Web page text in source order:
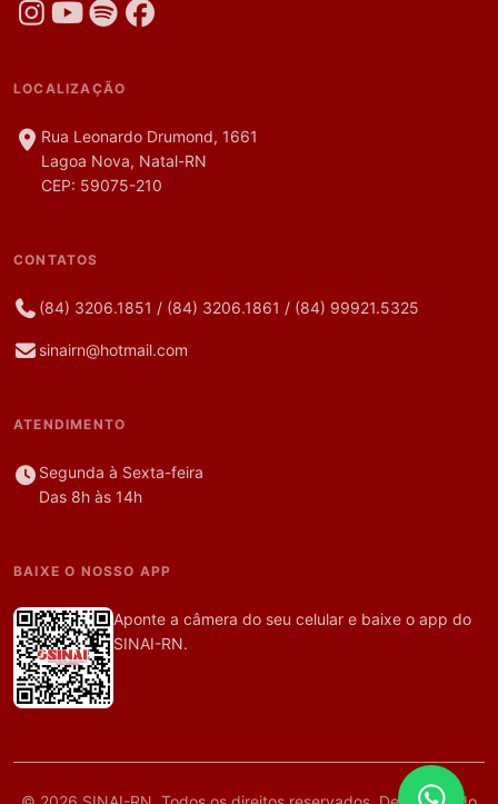
LOCALIZAÇÃO
Rua Leonardo Drumond, 1661
Lagoa Nova, Natal-RN
CEP: 59075-210
CONTATOS
(84) 3206.1851 / (84) 3206.1861 / (84) 99921.5325
sinairn@hotmail.com
ATENDIMENTO
Segunda à Sexta-feira
Das 8h às 14h
BAIXE O NOSSO APP
Aponte a câmera do seu celular e baixe o app do
SINAI-RN.